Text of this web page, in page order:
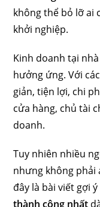
không thể bỏ lỡ ai
khởi nghiệp.
Kinh doanh tại
hưởng ứng. Với
giản, tiện lợi, chi
cửa hàng, chủ tài
doanh.
Tuy nhiên nhiều
nhưng không phải
đây là bài viết gợi ý
thành công nhất